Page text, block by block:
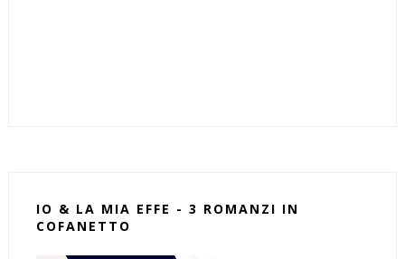
IO & LA MIA EFFE - 3 ROMANZI IN
COFANETTO